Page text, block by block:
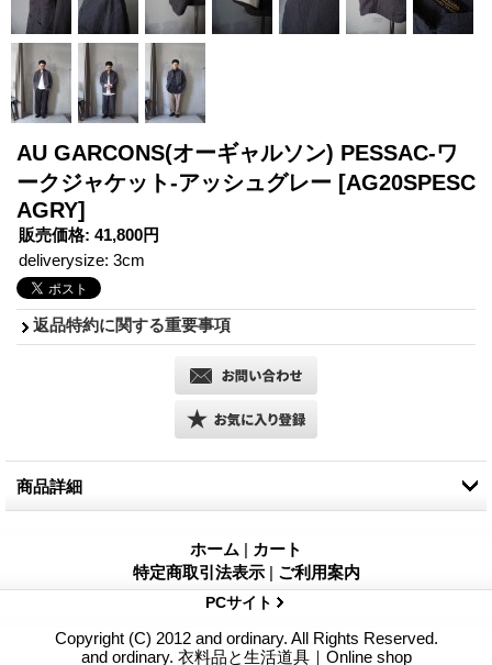
AU GARCONS(オーギャルソン) PESSAC-ワ
ークジャケット-アッシュグレー [AG20SPESC
AGRY]
販売価格: 41,800円
deliverysize: 3cm
返品特約に関する重要事項
商品詳細
ヨーロッパのワークウェアをベースに、上質なリネン100%生地
を採用した一着で、春夏シーズンに大変重宝する仕上がりで
ホーム | カート
特定商取引法表示 | ご利用案内
PCサイト
Copyright (C) 2012 and ordinary. All Rights Reserved.
and ordinary. 衣料品と生活道具｜Online shop